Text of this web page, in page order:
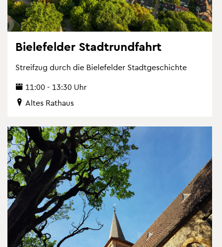
Bie­le­fel­der Stadt­rund­fahrt
Streif­zug durch die Bie­le­fel­der Stadt­ge­schich­te
11:00 - 13:30 Uhr
Altes Rat­haus